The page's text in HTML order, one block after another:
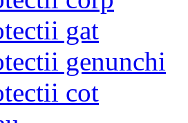
gat
genunchi
cot